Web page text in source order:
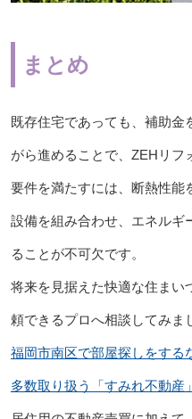
まとめ
既存住宅であっても、補助金
がら進めることで、ZEHリフ
要件を満たすには、断熱性能
設備を組み合わせ、エネルギ
ることが不可欠です。
将来を見据えた快適な住まい
頼できるプロへ相談してみま
福岡市南区で部屋探しをする
多数取り扱う「すみれ不動産」